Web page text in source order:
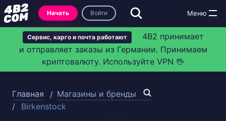
Сервис, карго и почта работают
4B2 принимает
и отправляет заказы из Германии. Принимаем
криптовалюту. Используйте VPN 🖖
Начать Войти
Главная
Магазины и бренды
Birkenstock